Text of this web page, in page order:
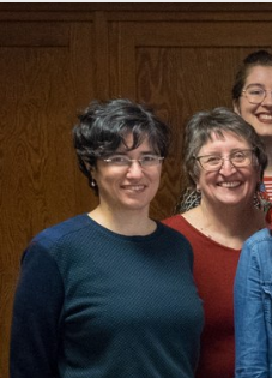
Zentrum
für
Hauptinhalt